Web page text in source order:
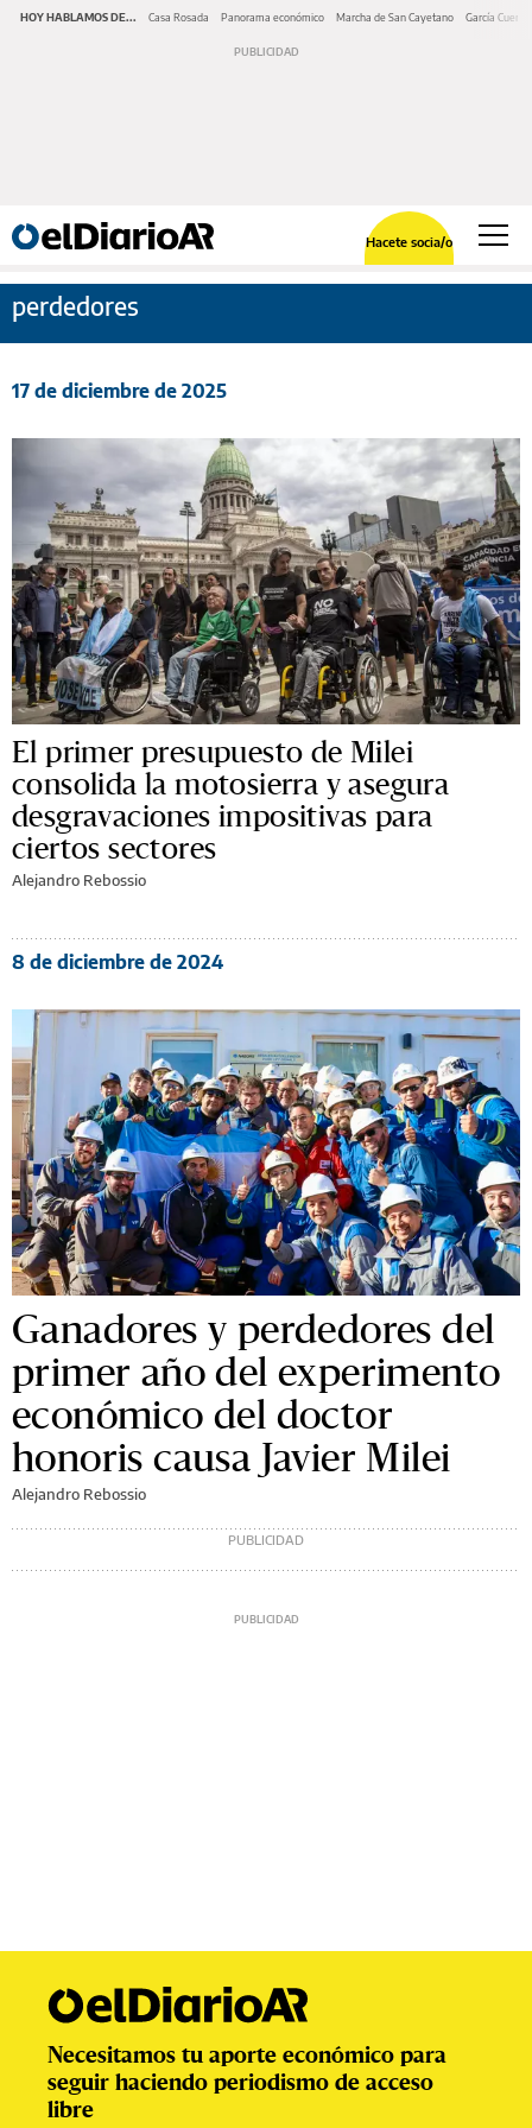
HOY HABLAMOS DE... Casa Rosada Panorama económico Marcha de San Cayetano García Cuerva
Hacete socia/o
perdedores
17 de diciembre de 2025
El primer presupuesto de Milei
consolida la motosierra y asegura
desgravaciones impositivas para
ciertos sectores
Alejandro Rebossio
8 de diciembre de 2024
Ganadores y perdedores del
primer año del experimento
económico del doctor
honoris causa Javier Milei
Alejandro Rebossio
Necesitamos tu aporte económico para
seguir haciendo periodismo de acceso
libre